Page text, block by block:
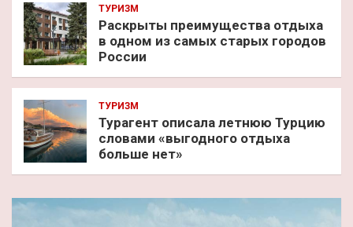
ТУРИЗМ
Раскрыты преимущества отдыха
в одном из самых старых городов
России
ТУРИЗМ
Турагент описала летнюю Турцию
словами «выгодного отдыха
больше нет»